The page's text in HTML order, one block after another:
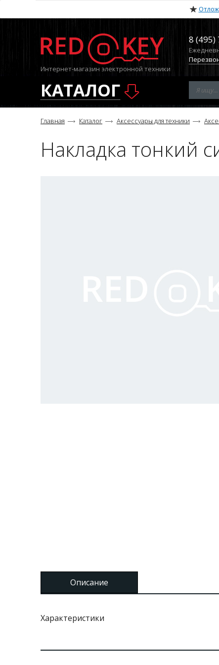
Интернет-магазин электронной техники
8 (495)
КАТАЛОГ
Главная Каталог Аксессуары для техники
Накладка тонкий
Описание
Характеристики